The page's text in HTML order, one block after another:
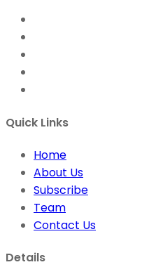
Quick Links
Home
About Us
Subscribe
Team
Contact Us
Details